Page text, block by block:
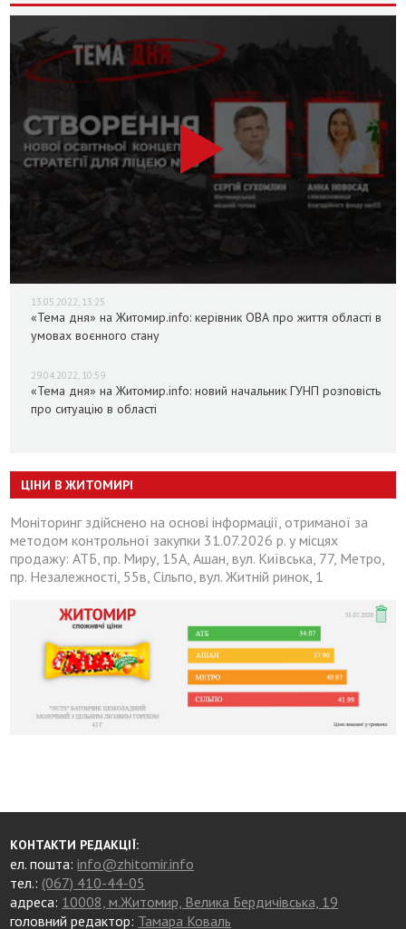
13.05.2022, 13:25
«Тема дня» на Житомир.info: керівник ОВА про життя області в
умовах воєнного стану
29.04.2022, 10:59
«Тема дня» на Житомир.info: новий начальник ГУНП розповість
про ситуацію в області
ЦІНИ В ЖИТОМИРІ
Моніторинг здійснено на основі інформації, отриманої за
методом контрольної закупки 31.07.2026 р. у місцях
продажу: АТБ, пр. Миру, 15А, Ашан, вул. Київська, 77, Метро,
пр. Незалежності, 55в, Сільпо, вул. Житній ринок, 1
КОНТАКТИ РЕДАКЦІЇ:
ел. пошта:info@zhitomir.info
тел.: (067) 410-44-05
адреса: 10008, м.Житомир, Велика Бердичівська, 19
головний редактор: Тамара Коваль